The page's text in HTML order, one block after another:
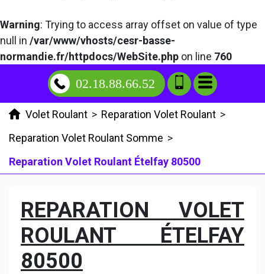
Warning: Trying to access array offset on value of type
null in /var/www/vhosts/cesr-basse-
normandie.fr/httpdocs/WebSite.php on line 760
02.18.88.66.52
Volet Roulant > Reparation Volet Roulant >
Reparation Volet Roulant Somme >
Reparation Volet Roulant Ételfay 80500
REPARATION VOLET
ROULANT ÉTELFAY
80500